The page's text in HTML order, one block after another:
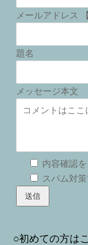
メールアドレス
題名
メッセージ本文
内容確認
スパム対
○初めての方は